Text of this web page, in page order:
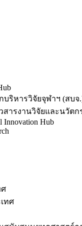
บริหารวิจัยจุฬาฯ (สบจ
สารงานวิจัยและนวัตก
Innovation Hub
ทศ